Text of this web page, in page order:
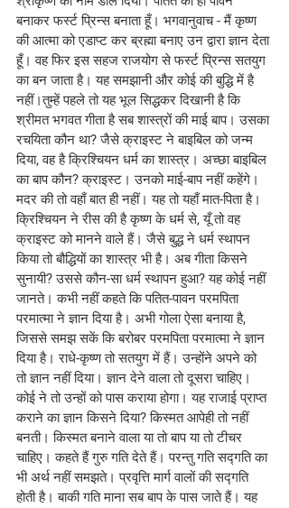
बनाकर फर्स्ट प्रिन्स बनाता हूँ। भगवानुवाच - मैं कृष्ण
की आत्मा को एडाप्ट कर ब्रह्मा बनाए उन द्वारा ज्ञान देता
हूँ। वह फिर इस सहज राजयोग से फर्स्ट प्रिन्स सतयुग
का बन जाता है। यह समझानी और कोई की बुद्धि में है
नहीं।तुम्हें पहले तो यह भूल सिद्धकर दिखानी है कि
श्रीमत भगवत गीता है सब शास्त्रों की माई बाप। उसका
रचयिता कौन था? जैसे क्राइस्ट ने बाइबिल को जन्म
दिया, वह है क्रिश्चियन धर्म का शास्त्र। अच्छा बाइबिल
का बाप कौन? क्राइस्ट। उनको माई-बाप नहीं कहेंगे।
मदर की तो वहाँ बात ही नहीं। यह तो यहाँ मात-पिता है।
क्रिश्चियन ने रीस की है कृष्ण के धर्म से, यूँ तो वह
क्राइस्ट को मानने वाले हैं। जैसे बुद्ध ने धर्म स्थापन
किया तो बौद्धियों का शास्त्र भी है। अब गीता किसने
सुनायी? उससे कौन-सा धर्म स्थापन हुआ? यह कोई नहीं
जानते। कभी नहीं कहते कि पतित-पावन परमपिता
परमात्मा ने ज्ञान दिया है। अभी गोला ऐसा बनाया है,
जिससे समझ सकें कि बरोबर परमपिता परमात्मा ने ज्ञान
दिया है। राधे-कृष्ण तो सतयुग में हैं। उन्होंने अपने को
तो ज्ञान नहीं दिया। ज्ञान देने वाला तो दूसरा चाहिए।
कोई ने तो उन्हों को पास कराया होगा। यह राजाई प्राप्त
कराने का ज्ञान किसने दिया? किस्मत आपेही तो नहीं
बनती। किस्मत बनाने वाला या तो बाप या तो टीचर
चाहिए। कहते हैं गुरु गति देते हैं। परन्तु गति सद्गति का
भी अर्थ नहीं समझते। प्रवृत्ति मार्ग वालों की सद्गति
होती है। बाकी गति माना सब बाप के पास जाते हैं। यह